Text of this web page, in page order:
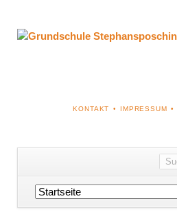
NAVIGATION
KONTAKT IMPRESSUM
Navigation
überspringen